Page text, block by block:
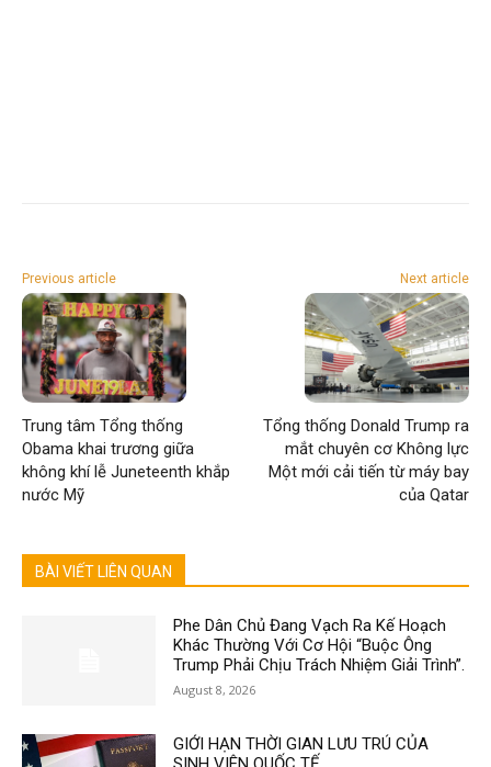
Previous article
Trung tâm Tổng thống
Obama khai trương giữa
không khí lễ Juneteenth khắp
nước Mỹ
Next article
Tổng thống Donald Trump ra
mắt chuyên cơ Không lực
Một mới cải tiến từ máy bay
của Qatar
BÀI VIẾT LIÊN QUAN
Phe Dân Chủ Đang Vạch Ra Kế Hoạch
Khác Thường Với Cơ Hội “Buộc Ông
Trump Phải Chịu Trách Nhiệm Giải Trình”.
August 8, 2026
GIỚI HẠN THỜI GIAN LƯU TRÚ CỦA